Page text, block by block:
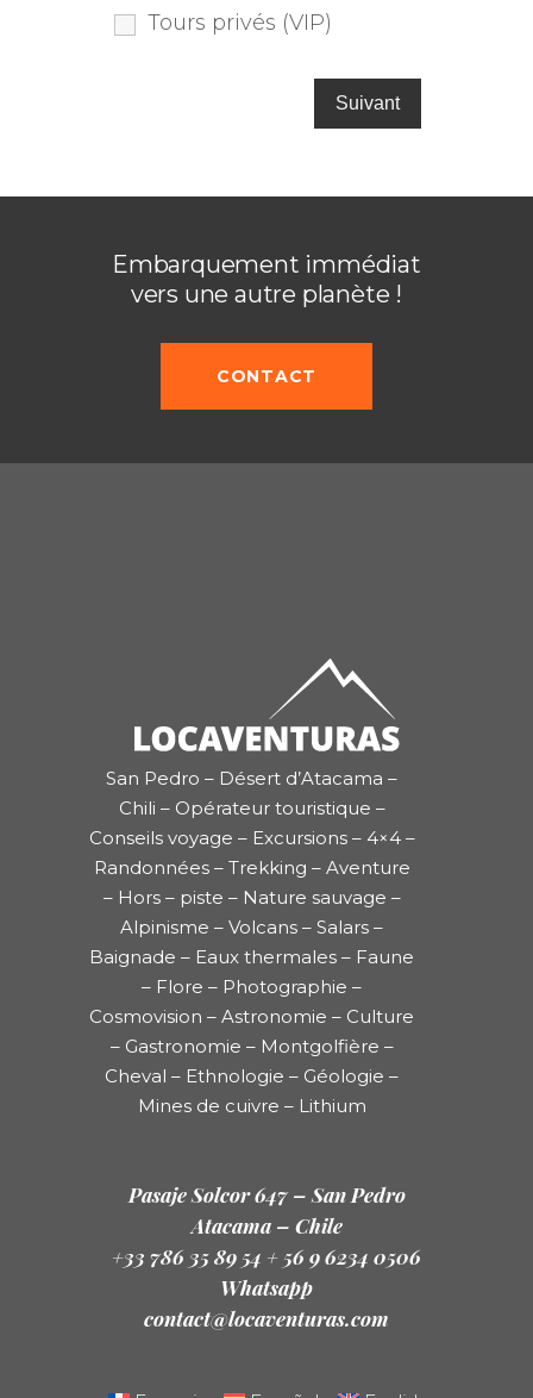
Tours privés (VIP)
Embarquement immédiat
vers une autre planète !
CONTACT
San Pedro – Désert d’Atacama –
Chili – Opérateur touristique –
Conseils voyage – Excursions – 4×4 –
Randonnées – Trekking – Aventure
– Hors – piste – Nature sauvage –
Alpinisme – Volcans – Salars –
Baignade – Eaux thermales – Faune
– Flore – Photographie –
Cosmovision – Astronomie – Culture
– Gastronomie – Montgolfière –
Cheval – Ethnologie – Géologie –
Mines de cuivre – Lithium
Pasaje Solcor 647 – San Pedro
Atacama – Chile
+33 786 35 89 54 + 56 9 6234 0506
Whatsapp
contact@locaventuras.com